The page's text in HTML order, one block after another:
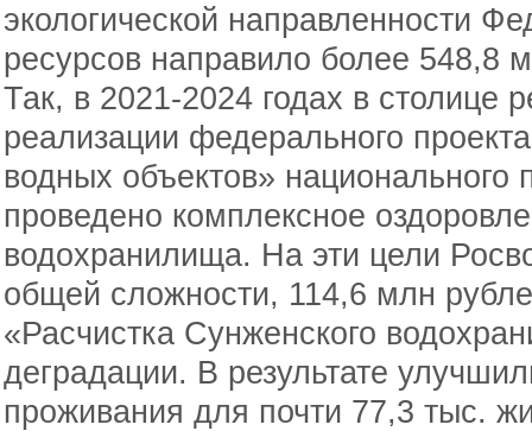
экологической направленности
ресурсов направило более 548,8
Так, в 2021-2024 годах в столице
реализации федерального
водных объектов» национального
проведено комплексное
водохранилища. На эти цели
общей сложности, 114,6 млн
«Расчистка Сунженского
деградации. В результате
проживания для почти 77,3 тыс.